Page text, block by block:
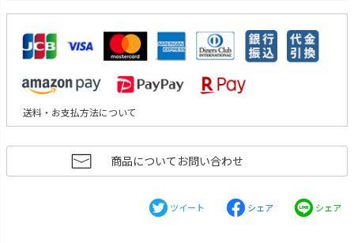
送料・お支払方法について
商品についてお問い合わせ
ツイート シェア シェア